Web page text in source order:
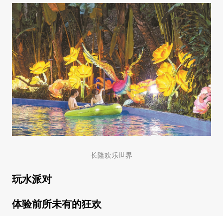
长隆欢乐世界
玩水派对
体验前所未有的狂欢